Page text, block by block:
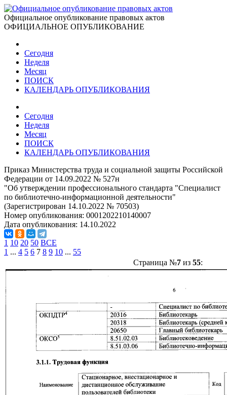
Официальное опубликование правовых актов
ОФИЦИАЛЬНОЕ ОПУБЛИКОВАНИЕ
Сегодня
Неделя
Месяц
ПОИСК
КАЛЕНДАРЬ ОПУБЛИКОВАНИЯ
Сегодня
Неделя
Месяц
ПОИСК
КАЛЕНДАРЬ ОПУБЛИКОВАНИЯ
Приказ Министерства труда и социальной защиты Российской
Федерации от 14.09.2022 № 527н
"Об утверждении профессионального стандарта "Специалист
по библиотечно-информационной деятельности"
(Зарегистрирован 14.10.2022 № 70503)
Номер опубликования: 0001202210140007
Дата опубликования: 14.10.2022
1 10 20 50 ВСЕ
1 ... 4 5 6 7 8 9 10 ... 55
Страница №7из 55: